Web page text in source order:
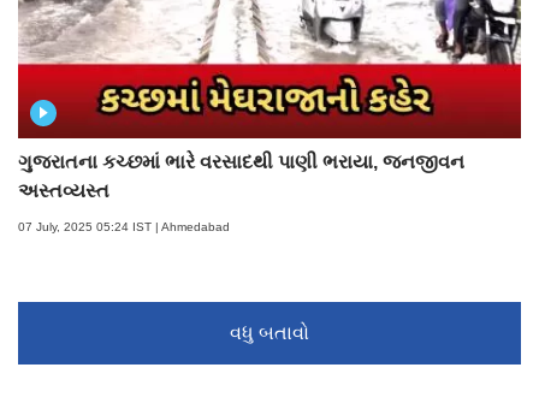
ગુજરાતના કચ્છમાં ભારે વરસાદથી પાણી ભરાયા, જનજીવન
અસ્તવ્યસ્ત
07 July, 2025 05:24 IST | Ahmedabad
વધુ બતાવો